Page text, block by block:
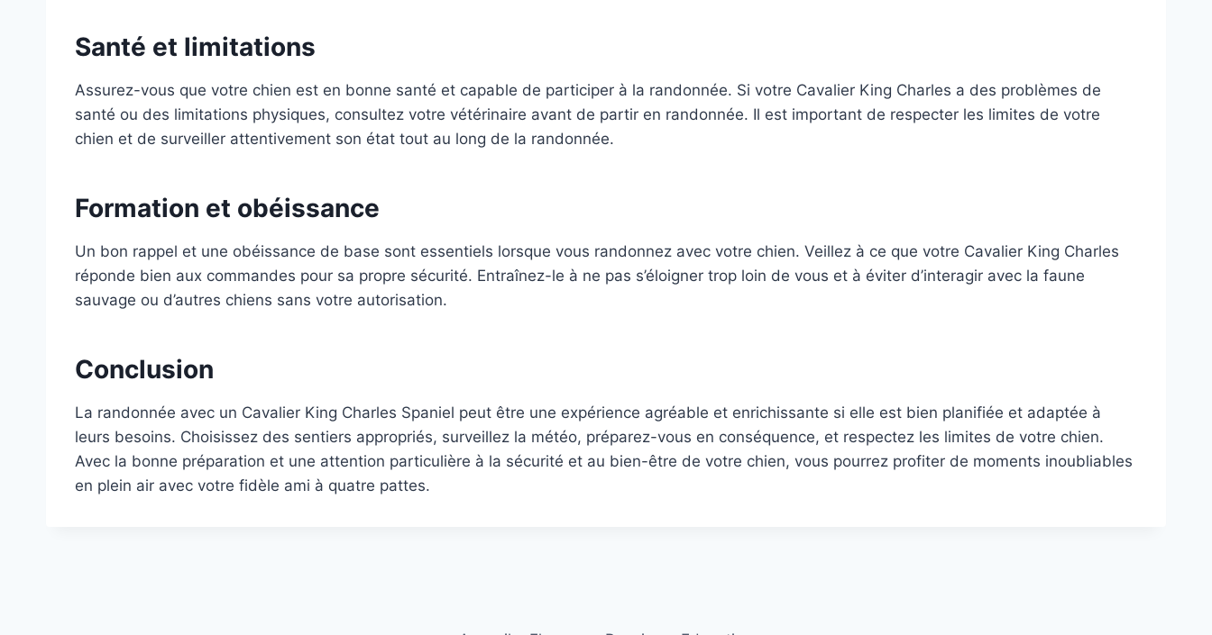
Santé et limitations
Assurez-vous que votre chien est en bonne santé et capable de participer à la randonnée. Si votre Cavalier King Charles a des problèmes de
santé ou des limitations physiques, consultez votre vétérinaire avant de partir en randonnée. Il est important de respecter les limites de votre
chien et de surveiller attentivement son état tout au long de la randonnée.
Formation et obéissance
Un bon rappel et une obéissance de base sont essentiels lorsque vous randonnez avec votre chien. Veillez à ce que votre Cavalier King Charles
réponde bien aux commandes pour sa propre sécurité. Entraînez-le à ne pas s’éloigner trop loin de vous et à éviter d’interagir avec la faune
sauvage ou d’autres chiens sans votre autorisation.
Conclusion
La randonnée avec un Cavalier King Charles Spaniel peut être une expérience agréable et enrichissante si elle est bien planifiée et adaptée à
leurs besoins. Choisissez des sentiers appropriés, surveillez la météo, préparez-vous en conséquence, et respectez les limites de votre chien.
Avec la bonne préparation et une attention particulière à la sécurité et au bien-être de votre chien, vous pourrez profiter de moments inoubliables
en plein air avec votre fidèle ami à quatre pattes.